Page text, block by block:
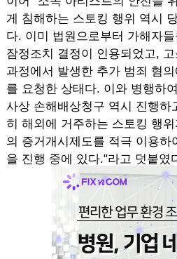
게 침해하는 스토킹 행위 역시
다. 이미 법원으로부터 가해자
잠정조치 결정이 인용되었고,
과정에서 발생한 추가 범죄 혐
를 요청한 상태다. 이와 병행하
사상 손해배상청구 역시 진행하
히 해외에 거주하는 스토킹 행
의 증거개시제도를 적극 이용하
을 진행 중에 있다."라고 덧붙였